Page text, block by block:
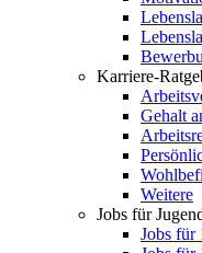
Karriere-
Gehalt
Weitere
Jobs für
Jobs für